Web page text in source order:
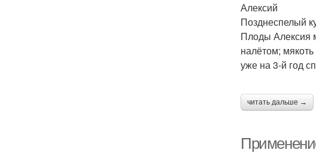
Алексий
Позднеспелый
Плоды Алексия
налётом;
уже на 3-й год
читать дальше →